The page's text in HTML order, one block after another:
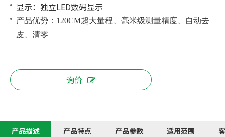
显示：独立LED数码显示
产品优势：120CM超大量程、毫米级测量精度、自动去
皮、清零
询价
产品描述 产品特点 产品参数 适用范围